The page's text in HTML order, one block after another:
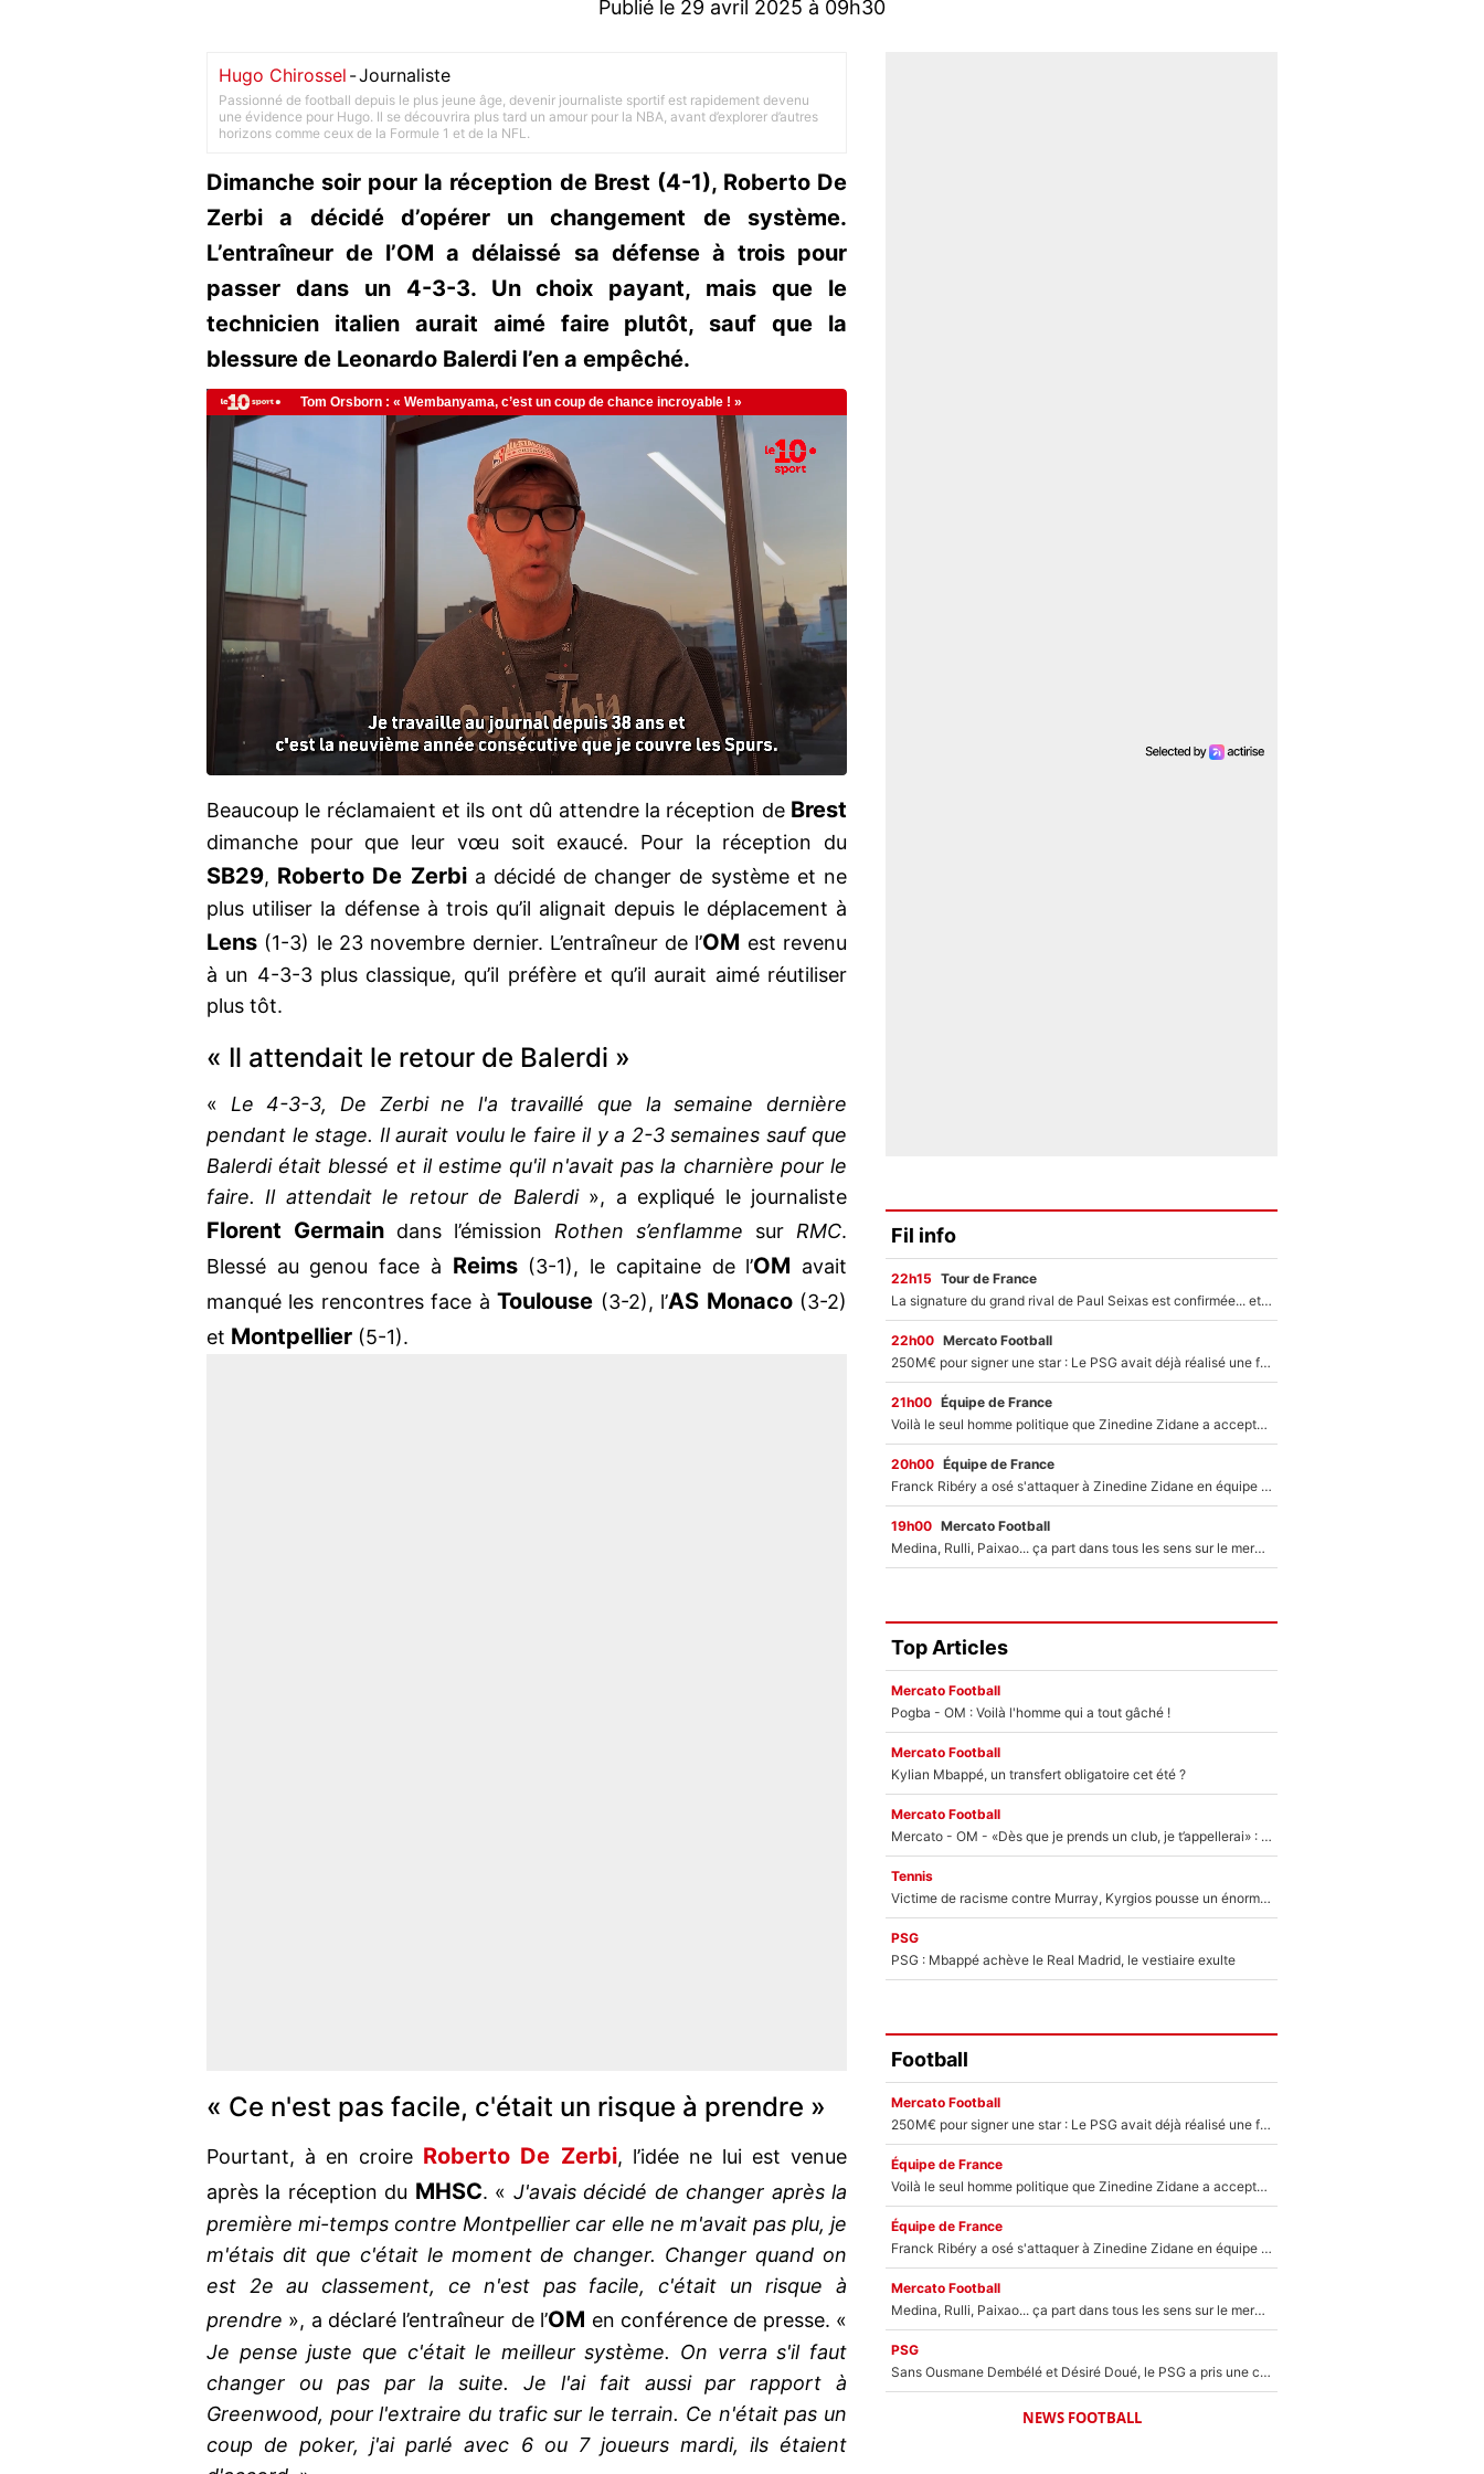
Publié le 29 avril 2025 à 09h30
Hugo Chirossel -Journaliste
Passionné de football depuis le plus jeune âge, devenir journaliste sportif est rapidement devenu
une évidence pour Hugo. Il se découvrira plus tard un amour pour la NBA, avant d’explorer d’autres
horizons comme ceux de la Formule 1 et de la NFL.
Dimanche soir pour la réception de Brest (4-1), Roberto De
Zerbi a décidé d’opérer un changement de système.
L’entraîneur de l’OM a délaissé sa défense à trois pour
passer dans un 4-3-3. Un choix payant, mais que le
technicien italien aurait aimé faire plutôt, sauf que la
blessure de Leonardo Balerdi l’en a empêché.
Beaucoup le réclamaient et ils ont dû attendre la réception de Brest
dimanche pour que leur vœu soit exaucé. Pour la réception du
SB29, Roberto De Zerbi a décidé de changer de système et ne
plus utiliser la défense à trois qu’il alignait depuis le déplacement à
Lens (1-3) le 23 novembre dernier. L’entraîneur de l’OM est revenu
à un 4-3-3 plus classique, qu’il préfère et qu’il aurait aimé réutiliser
plus tôt.
« Il attendait le retour de Balerdi »
« Le 4-3-3, De Zerbi ne l'a travaillé que la semaine dernière
pendant le stage. Il aurait voulu le faire il y a 2-3 semaines sauf que
Balerdi était blessé et il estime qu'il n'avait pas la charnière pour le
faire. Il attendait le retour de Balerdi », a expliqué le journaliste
Florent Germain dans l’émission Rothen s’enflamme sur RMC.
Blessé au genou face à Reims(3-1), le capitaine de l’OM avait
manqué les rencontres face àToulouse (3-2), l’AS Monaco (3-2)
et Montpellier (5-1).
« Ce n'est pas facile, c'était un risque à prendre »
Pourtant, à en croire Roberto De Zerbi, l’idée ne lui est venue
après la réception du MHSC. « J'avais décidé de changer après la
première mi-temps contre Montpellier car elle ne m'avait pas plu, je
m'étais dit que c'était le moment de changer. Changer quand on
est 2e au classement, ce n'est pas facile, c'était un risque à
prendre », a déclaré l’entraîneur de l’OM en conférence de presse. «
Je pense juste que c'était le meilleur système. On verra s'il faut
changer ou pas par la suite. Je l'ai fait aussi par rapport à
Greenwood, pour l'extraire du trafic sur le terrain. Ce n'était pas un
coup de poker, j'ai parlé avec 6 ou 7 joueurs mardi, ils étaient
Fil info
22h15 Tour de France
La signature du grand rival de Paul Seixas est confirmée... et c'est une excellente nouvelle pour l'équipe Decathlon-CMA CGM !
22h00 Mercato Football
250M€ pour signer une star : Le PSG avait déjà réalisé une folie sur le mercato bien avant Neymar !
21h00 Équipe de France
Voilà le seul homme politique que Zinedine Zidane a accepté dans son entourage : «Je garde un très bon souvenir de lui»
20h00 Équipe de France
Franck Ribéry a osé s'attaquer à Zinedine Zidane en équipe de France : «Je n'aurais jamais fait ça»
19h00 Mercato Football
Medina, Rulli, Paixao... ça part dans tous les sens sur le mercato de l'OM : Frank McCourt va enfin récupérer l'argent qu'il attend ?
Top Articles
Mercato Football
Pogba - OM : Voilà l'homme qui a tout gâché !
Mercato Football
Kylian Mbappé, un transfert obligatoire cet été ?
Mercato Football
Mercato - OM - «Dès que je prends un club, je t’appellerai» : La promesse de Marcelino au moment de claquer la porte
Tennis
Victime de racisme contre Murray, Kyrgios pousse un énorme coup de gueule !
PSG
PSG : Mbappé achève le Real Madrid, le vestiaire exulte
Football
Mercato Football
250M€ pour signer une star : Le PSG avait déjà réalisé une folie sur le mercato bien avant Neymar !
Équipe de France
Voilà le seul homme politique que Zinedine Zidane a accepté dans son entourage : «Je garde un très bon souvenir de lui»
Équipe de France
Franck Ribéry a osé s'attaquer à Zinedine Zidane en équipe de France : «Je n'aurais jamais fait ça»
Mercato Football
Medina, Rulli, Paixao... ça part dans tous les sens sur le mercato de l'OM : Frank McCourt va enfin récupérer l'argent qu'il attend ?
PSG
Sans Ousmane Dembélé et Désiré Doué, le PSG a pris une correction face à Majorque : Luis Enrique attend avec impatience des renforts !
NEWS FOOTBALL